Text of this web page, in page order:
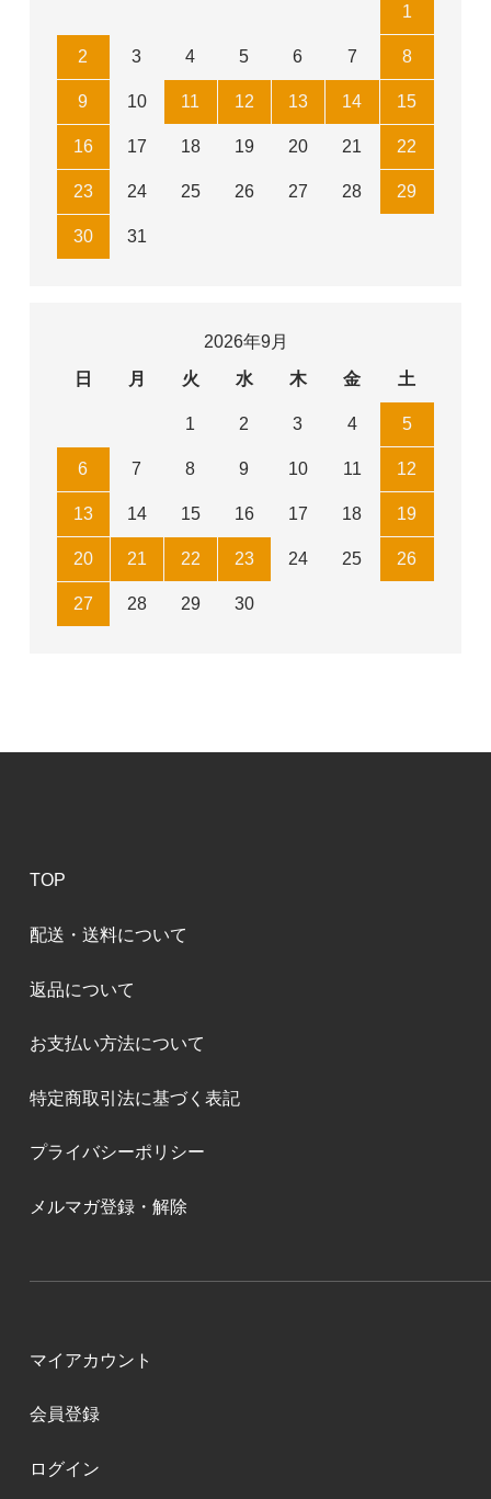
1
2 3 4 5 6 7 8
9 10 11 12 13 14 15
16 17 18 19 20 21 22
23 24 25 26 27 28 29
30 31
2026年9月
日
月 火 水 木 金 土
1 2 3 4 5
6 7 8 9 10 11 12
13 14 15 16 17 18 19
20 21 22 23 24 25 26
27 28 29 30
TOP
配送・送料について
返品について
お支払い方法について
特定商取引法に基づく表記
プライバシーポリシー
メルマガ登録・解除
マイアカウント
会員登録
ログイン